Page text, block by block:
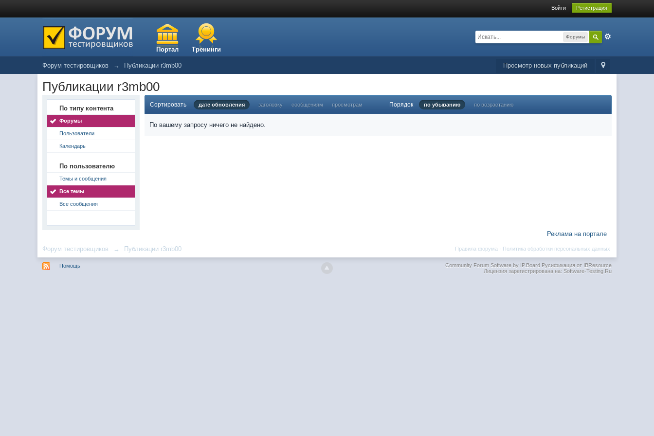
Войти Регистрация
Портал Тренинги
Форумы
Просмотр новых публикаций
Форум тестировщиков → Публикации r3mb00
Публикации r3mb00
По типу контента
Форумы
Пользователи
Календарь
По пользователю
Темы и сообщения
Все темы
Все сообщения
Сортировать дате обновления заголовку сообщениям просмотрам Порядок по убыванию по возрастанию
По вашему запросу ничего не найдено.
Реклама на портале
Форум тестировщиков → Публикации r3mb00 Политика обработки персональных данных
Правила форума ·
Помощь Community Forum Software by IP.BoardРусификация от IBResource
Лицензия зарегистрирована на: Software-Testing.Ru